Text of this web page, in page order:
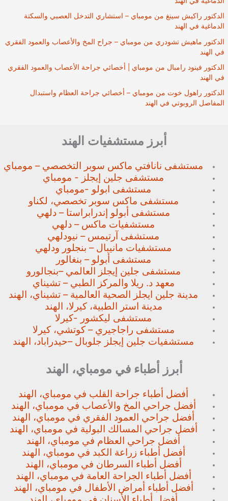
الدكتور راكيش سينغ من مومباي – استشاري التدخل العصبي والسكتة
الدماغية في الهند
الدكتور ماهيش تشودري من مومباي – جراح المخ والأعصاب والعمود الفقري
في الهند
الدكتور فينود رامبال من مومباي | أخصائي جراحة الأعصاب والعمود الفقري
في الهند
الدكتور راهول خوت من مومباي – أخصائي جراحة العظام واستبدال
المفاصل الروبوتي في الهند
أبرز مستشفيات الهند
مستشفى نانافتي ماكس سوبر التخصصي – مومباي
مستشفى جلين إيجلز - مومباي
مستشفى ابولو -مومباي
مستشفى ماكس سوبر تخصصي، لكناو
مستشفى أبولو إندرابراستا – دلهي
مستشفيات ماكس – دلهي
مستشفى آرتيمس – نيودلهي
مستشفيات مانيبال – بنجلور ودلهي
مستشفى أبولو – بنغالور
مستشفى جلين إيجلز العالمي –بنجالورو
معهد د. ريلا والمركز الطبي – تشيناي
مدينة جلين ايجلز الصحية العالمية – تشيناي، الهند
مدينة استر الطبية، كيرلا، الهند
مستشفى ليكشور -كيرلا
مستشفى راجاجيري – كوتشي، كيرلا
مستشفيات جلين إيجلز جلوبال –حيدراباد، الهند
أبرز أطباء في مومباي، الهند
أفضل أطباء جراحة القلب في مومباي، الهند
أفضل جراحي المخ والأعصاب في مومباي، الهند
أفضل جراحي العمود الفقري في مومباي، الهند
أفضل جراحي المسالك البولية في مومباي، الهند
أفضل جراحي العظام في مومباي، الهند
أفضل أطباء زراعة الكبد في مومباي، الهند
أفضل أطباء السرطان في مومباي، الهند
أفضل أطباء الجراحة العامة في مومباي، الهند
أفضل أطباء أمراض الأطفال في مومباي، الهند